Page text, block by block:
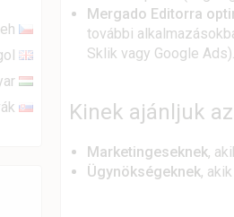
Mergado Editorra
további
Sklik vagy Google Ads).
Kinek ajánljuk
Marketingeseknek,
Ügynökségeknek,